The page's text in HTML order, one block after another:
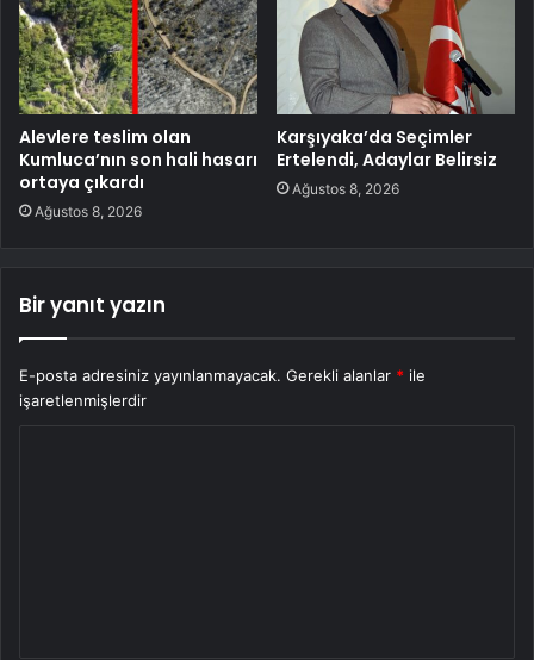
Alevlere teslim olan
Kumluca’nın son hali hasarı
ortaya çıkardı
Ağustos 8, 2026
Karşıyaka’da Seçimler
Ertelendi, Adaylar Belirsiz
Ağustos 8, 2026
Bir yanıt yazın
E-posta adresiniz yayınlanmayacak. Gerekli alanlar * ile
işaretlenmişlerdir